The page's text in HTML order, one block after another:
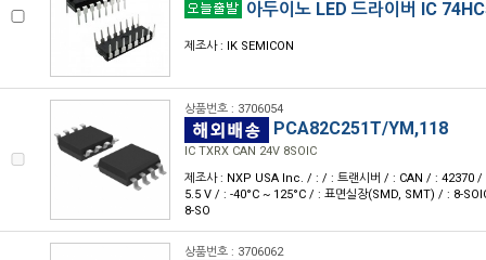
아두이노 LED 드라이버 IC
제조사 : IK SEMICON
상품번호 : 3706054
PCA82C251T/YM,118
IC TXRX CAN 24V 8SOIC
제조사 : NXP USA Inc. / : / : 트랜시버 / : CAN / : 42370
5.5 V / : -40°C ~ 125°C / : 표면실장(SMD, SMT) / : 8-
8-SO
상품번호 : 3706062